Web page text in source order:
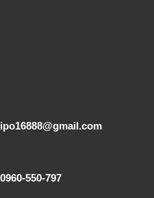
ipo16888@gmail.com
0960-550-797